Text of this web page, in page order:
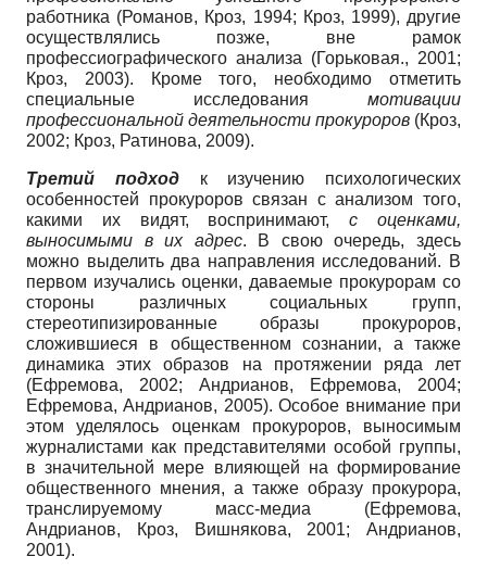
работника (Романов, Кроз, 1994; Кроз, 1999), другие
осуществлялись позже, вне рамок
профессиографического анализа (Горьковая., 2001;
Кроз, 2003). Кроме того, необходимо отметить
специальные исследования мотивации
профессиональной деятельности прокуроров (Кроз,
2002; Кроз, Ратинова, 2009).
Третий подходк изучению психологических
особенностей прокуроров связан с анализом того,
какими их видят, воспринимают,с оценками,
выносимыми в их адрес. В свою очередь, здесь
можно выделить два направления исследований. В
первом изучались оценки, даваемые прокурорам со
стороны различных социальных групп,
стереотипизированные образы прокуроров,
сложившиеся в общественном сознании, а также
динамика этих образов на протяжении ряда лет
(Ефремова, 2002; Андрианов, Ефремова, 2004;
Ефремова, Андрианов, 2005). Особое внимание при
этом уделялось оценкам прокуроров, выносимым
журналистами как представителями особой группы,
в значительной мере влияющей на формирование
общественного мнения, а также образу прокурора,
транслируемому масс-медиа (Ефремова,
Андрианов, Кроз, Вишнякова, 2001; Андрианов,
2001).